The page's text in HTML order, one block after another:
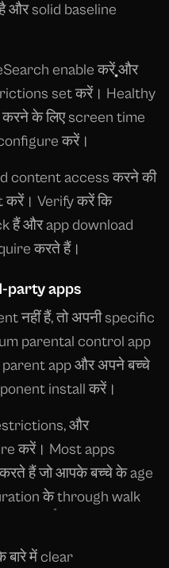
और solid baseline
enable करें और
set करें। Healthy
के लिए screen time
करें।
content access करने की
करें। Verify करें कि
हैं और app download
करते हैं।
party apps
नहीं हैं, तो अपनी specific
parental control app
app और अपने बच्चे
install करें।
और
करें। Most apps
हैं जो आपके बच्चे के age
के through walk
में clear